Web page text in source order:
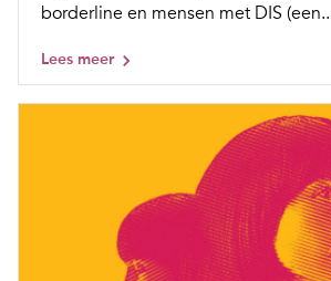
borderline en mensen met DIS
Lees meer